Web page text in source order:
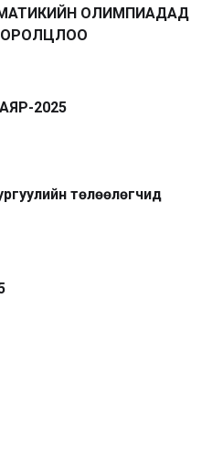
ОЛИМПИАДАД
2025
төлөөлөгчид